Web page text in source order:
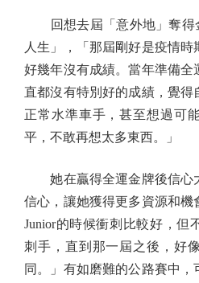
回想去屆「意外地」奪得
人生」，「那屆剛好是疫情
好幾年沒有成績。當年準備全
直都沒有特別好的成績，覺得
正常水準車手，甚至想過可
平，不敢再想太多東西。」
她在贏得全運金牌後信心
信心，讓她獲得更多資源和機
Junior的時候衝刺比較好，但
刺手，直到那一屆之後，好
同。」有如磨難的公路賽中，